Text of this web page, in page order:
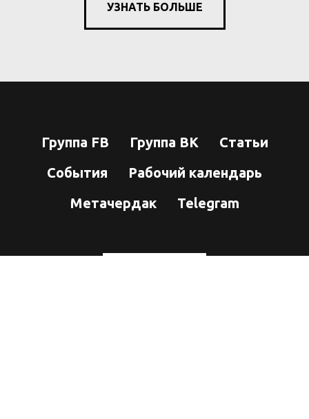
УЗНАТЬ БОЛЬШЕ
Группа FB Группа ВК
Статьи
События
Рабочий календарь
Метачердак
Telegram